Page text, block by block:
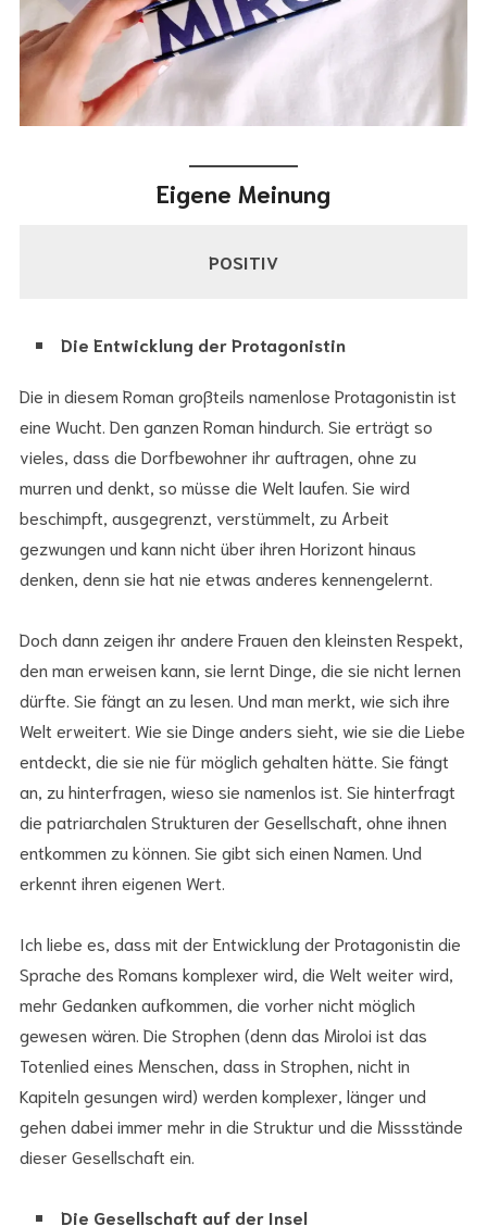
Eigene Meinung
POSITIV
Die Entwicklung der Protagonistin
Die in diesem Roman großteils namenlose Protagonistin ist
eine Wucht. Den ganzen Roman hindurch. Sie erträgt so
vieles, dass die Dorfbewohner ihr auftragen, ohne zu
murren und denkt, so müsse die Welt laufen. Sie wird
beschimpft, ausgegrenzt, verstümmelt, zu Arbeit
gezwungen und kann nicht über ihren Horizont hinaus
denken, denn sie hat nie etwas anderes kennengelernt.
Doch dann zeigen ihr andere Frauen den kleinsten Respekt,
den man erweisen kann, sie lernt Dinge, die sie nicht lernen
dürfte. Sie fängt an zu lesen. Und man merkt, wie sich ihre
Welt erweitert. Wie sie Dinge anders sieht, wie sie die Liebe
entdeckt, die sie nie für möglich gehalten hätte. Sie fängt
an, zu hinterfragen, wieso sie namenlos ist. Sie hinterfragt
die patriarchalen Strukturen der Gesellschaft, ohne ihnen
entkommen zu können. Sie gibt sich einen Namen. Und
erkennt ihren eigenen Wert.
Ich liebe es, dass mit der Entwicklung der Protagonistin die
Sprache des Romans komplexer wird, die Welt weiter wird,
mehr Gedanken aufkommen, die vorher nicht möglich
gewesen wären. Die Strophen (denn das Miroloi ist das
Totenlied eines Menschen, dass in Strophen, nicht in
Kapiteln gesungen wird) werden komplexer, länger und
gehen dabei immer mehr in die Struktur und die Missstände
dieser Gesellschaft ein.
Die Gesellschaft auf der Insel